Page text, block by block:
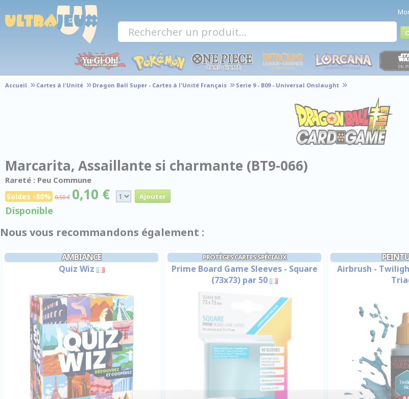
Accueil Cartes à l'Unité Dragon Ball Super - Cartes à l'Unité Français Serie 9 - B09 - Universal Onslaught
Marcarita, Assaillante si charmante (BT9-066)
Rareté : Peu Commune
Soldes -80% 0,50 € 0,10 €
Disponible
Nous vous recommandons également :
AMBIANCE
Quiz Wiz
PROTÈGES CARTES SPÉCIAUX
Prime Board Game Sleeves - Square
(73x73) par 50
Airbrush -
Panneau de gestion des cookies